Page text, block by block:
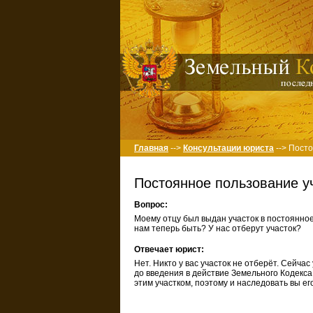
Главная --> Консультации юриста -->
Постоянное пользование
Вопрос:
Моему отцу был выдан участок в
нам теперь быть? У нас отберут участок?
Отвечает юрист:
Нет. Никто у вас участок не отберёт.
до введения в действие Земельного
этим участком, поэтому и наследовать вы